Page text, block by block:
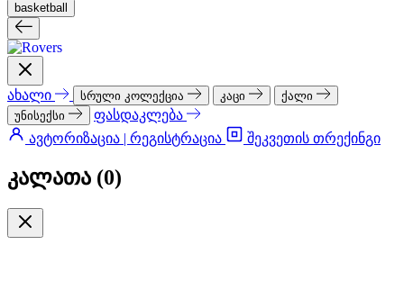
basketball
ახალი სრული კოლექცია კაცი
ქალი
უნისექსი
ფასდაკლება
ავტორიზაცია | რეგისტრაცია
შეკვეთის თრექინგი
კალათა (0)